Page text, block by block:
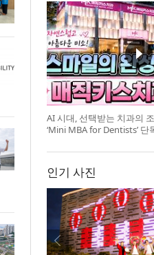
AI 시대, 선택받는 치과의
‘Mini MBA for Dentists’ 단
인기 사진